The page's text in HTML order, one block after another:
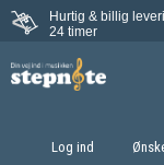
Hurtig & billig
24 timer
Log ind